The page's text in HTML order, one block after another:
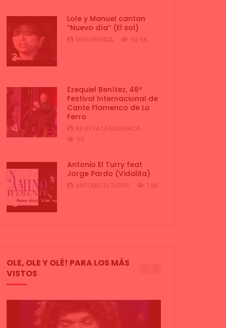
3
Lole y Manuel cantan
“Nuevo día” (El sol)
MEMORANDA 52.5K
4
Ezequiel Benítez, 46º
Festival Internacional de
Cante Flamenco de Lo
Ferro
REVISTA LA FLAMENCA
53
5
Antonio El Turry feat
Jorge Pardo (Vidalita)
ANTONIO EL TURRY 1.9K
OLE, OLE Y OLÉ! PARA LOS MÁS
VISTOS